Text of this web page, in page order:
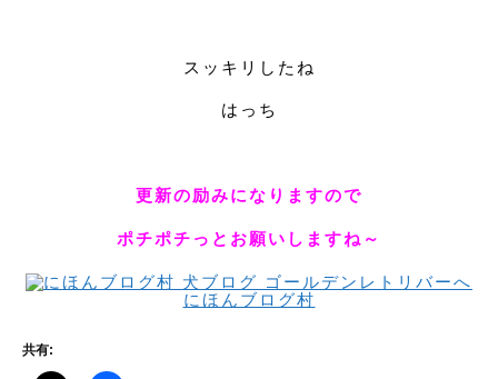
スッキリしたね
はっち
更新の励みになりますので
ポチポチっとお願いしますね～
にほんブログ村
共有: